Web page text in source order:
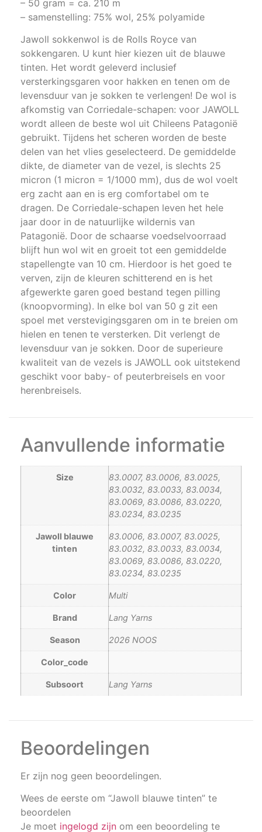
– 50 gram = ca. 210 m
– samenstelling: 75% wol, 25% polyamide
Jawoll sokkenwol is de Rolls Royce van
sokkengaren. U kunt hier kiezen uit de blauwe
tinten. Het wordt geleverd inclusief
versterkingsgaren voor hakken en tenen om de
levensduur van je sokken te verlengen! De wol is
afkomstig van Corriedale-schapen: voor JAWOLL
wordt alleen de beste wol uit Chileens Patagonië
gebruikt. Tijdens het scheren worden de beste
delen van het vlies geselecteerd. De gemiddelde
dikte, de diameter van de vezel, is slechts 25
micron (1 micron = 1/1000 mm), dus de wol voelt
erg zacht aan en is erg comfortabel om te
dragen. De Corriedale-schapen leven het hele
jaar door in de natuurlijke wildernis van
Patagonië. Door de schaarse voedselvoorraad
blijft hun wol wit en groeit tot een gemiddelde
stapellengte van 10 cm. Hierdoor is het goed te
verven, zijn de kleuren schitterend en is het
afgewerkte garen goed bestand tegen pilling
(knoopvorming). In elke bol van 50 g zit een
spoel met verstevigingsgaren om in te breien om
hielen en tenen te versterken. Dit verlengt de
levensduur van je sokken. Door de superieure
kwaliteit van de vezels is JAWOLL ook uitstekend
geschikt voor baby- of peuterbreisels en voor
herenbreisels.
Aanvullende informatie
Size
83.0007, 83.0006, 83.0025,
83.0032, 83.0033, 83.0034,
83.0069, 83.0086, 83.0220,
83.0234, 83.0235
Jawoll blauwe
tinten
83.0006, 83.0007, 83.0025,
83.0032, 83.0033, 83.0034,
83.0069, 83.0086, 83.0220,
83.0234, 83.0235
Color Multi
Brand Lang Yarns
Season 2026 NOOS
Color_code
Subsoort Lang Yarns
Beoordelingen
Er zijn nog geen beoordelingen.
Wees de eerste om “Jawoll blauwe tinten” te
beoordelen
Je moet ingelogd zijn om een beoordeling te